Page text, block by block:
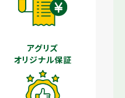
アグリズ
オリジナル保証